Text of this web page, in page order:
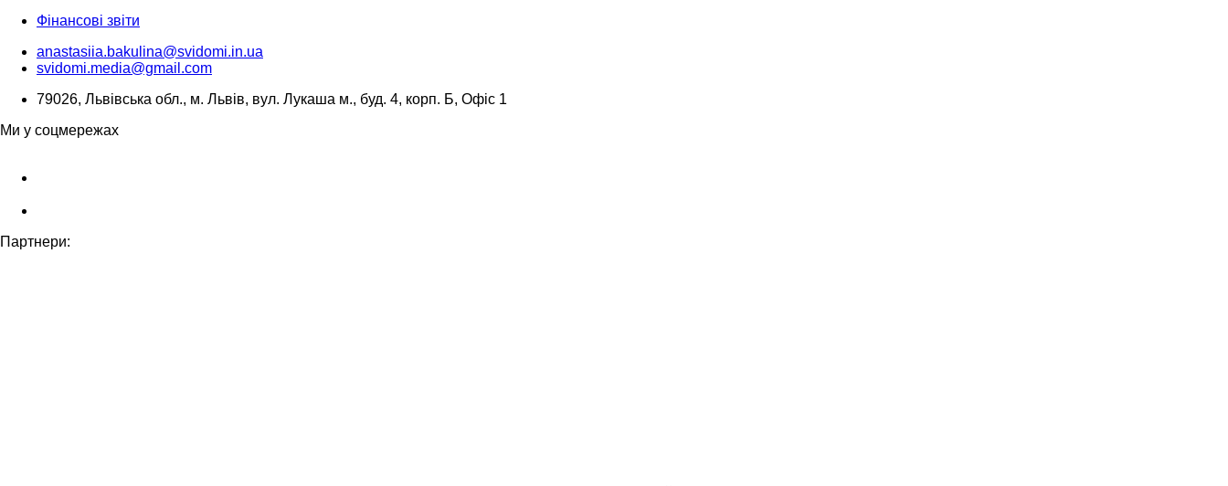
Фінансові звіти
anastasiia.bakulina@svidomi.in.ua
svidomi.media@gmail.com
79026, Львівська обл., м. Львів, вул. Лукаша м., буд. 4, корп. Б, Офіс 1
Ми у соцмережах
Партнери: